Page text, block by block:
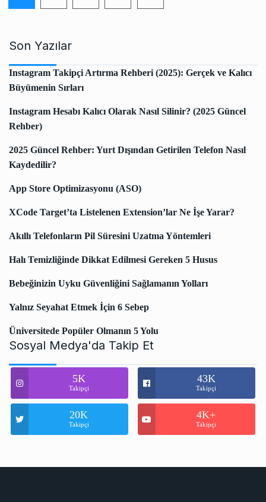
Son Yazılar
Instagram Takipçi Artırma Rehberi (2025): Gerçek ve Kalıcı
Büyümenin Sırları
Instagram Hesabı Kalıcı Olarak Nasıl Silinir? (2025 Güncel
Rehber)
2025 Güncel Rehber: Yurt Dışından Getirilen Telefon Nasıl
Kaydedilir?
App Store Optimizasyonu (ASO)
XCode Target’ta Listelenen Extension’lar Ne İşe Yarar?
Akıllı Telefonların Pil Süresini Uzatma Yöntemleri
Halı Temizliğinde Dikkat Edilmesi Gereken 5 Husus
Bebeğinizin Uyku Güvenliğini Sağlamanın Yolları
Yalnız Seyahat Etmek İçin 6 Sebep
Üniversitede Popüler Olmanın 5 Yolu
Sosyal Medya'da Takip Et
5K
Takipçi
43K
Takipçi
20K
Takipçi
4K+
Takipçi